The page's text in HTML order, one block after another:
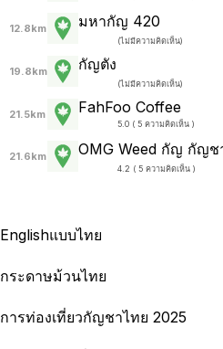
12.8km มหากัญ 420
(ไม่มีความคิดเห็น)
19.8km กัญตัง
(ไม่มีความคิดเห็น)
21.5km FahFoo Coffee
5.0 ( 5 ความคิดเห็น )
21.6km OMG Weed กัญ กัญช
4.2 ( 5 ความคิดเห็น )
Englishแบบไทย
กระดาษม้วนไทย
การท่องเที่ยวกัญชาไทย 2025